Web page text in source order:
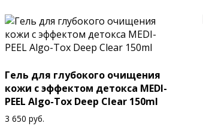
Гель для глубокого очищения
кожи с эффектом детокса MEDI-
PEEL Algo-Tox Deep Clear 150ml
3 650 руб.